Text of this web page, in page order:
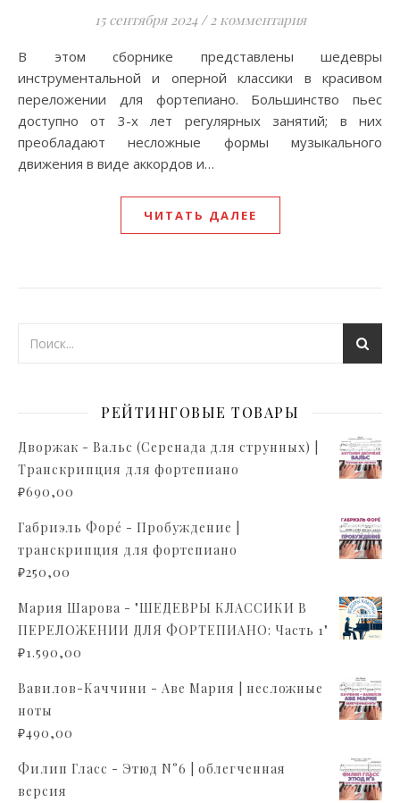
15 сентября 2024 / 2 комментария
В этом сборнике представлены шедевры
инструментальной и оперной классики в красивом
переложении для фортепиано. Большинство пьес
доступно от 3-х лет регулярных занятий; в них
преобладают несложные формы музыкального
движения в виде аккордов и…
ЧИТАТЬ ДАЛЕЕ
РЕЙТИНГОВЫЕ ТОВАРЫ
Дворжак - Вальс (Серенада для струнных) |
Транскрипция для фортепиано
₽690,00
Габриэль Форé - Пробуждение |
транскрипция для фортепиано
₽250,00
Мария Шарова - "ШЕДЕВРЫ КЛАССИКИ В
ПЕРЕЛОЖЕНИИ ДЛЯ ФОРТЕПИАНО: Часть 1"
₽1.590,00
Вавилов-Каччини - Аве Мария | несложные
ноты
₽490,00
Филип Гласс - Этюд N°6 | облегченная
версия